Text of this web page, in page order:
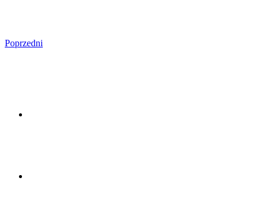
Poprzedni